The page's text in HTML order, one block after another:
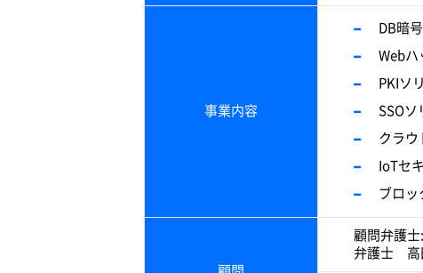
事業内容
DB暗
Webハ
PKIソ
SSOソ
クラウ
IoTセ
ブロッ
顧問弁護
弁護士 高